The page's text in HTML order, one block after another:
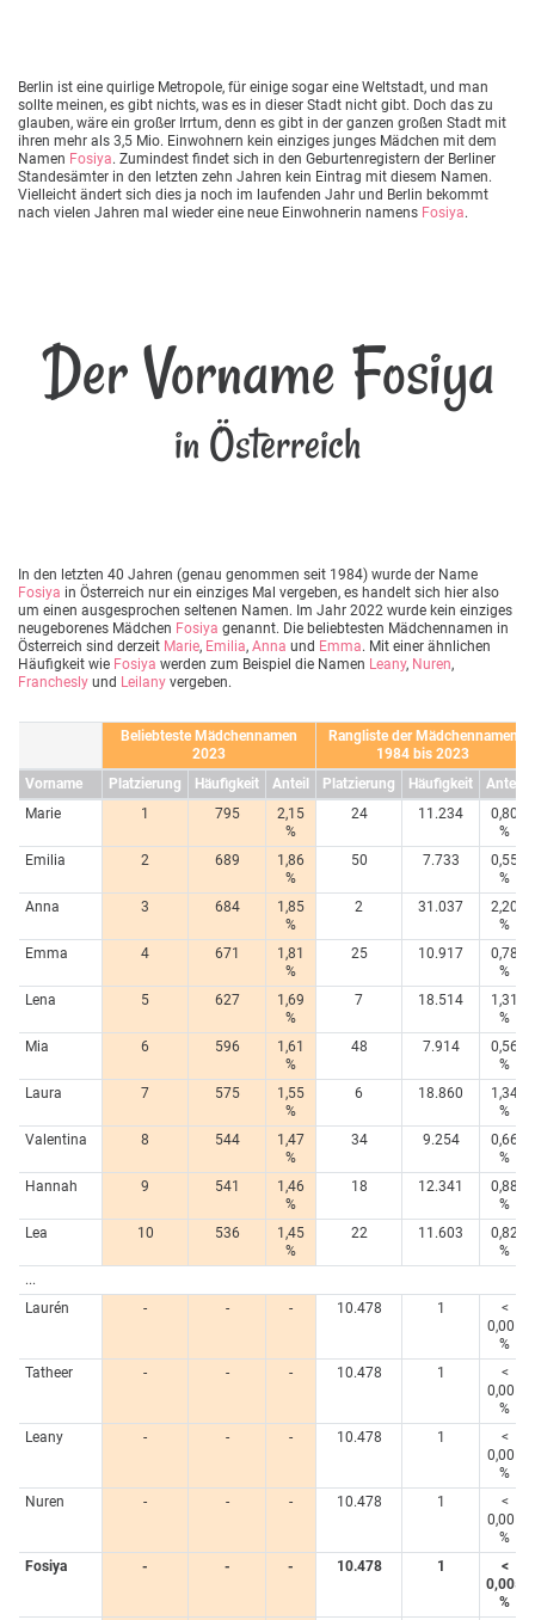
Berlin ist eine quirlige Metropole, für einige sogar eine Weltstadt, und man
sollte meinen, es gibt nichts, was es in dieser Stadt nicht gibt. Doch das zu
glauben, wäre ein großer Irrtum, denn es gibt in der ganzen großen Stadt mit
ihren mehr als 3,5 Mio. Einwohnern kein einziges junges Mädchen mit dem
Namen Fosiya. Zumindest findet sich in den Geburtenregistern der Berliner
Standesämter in den letzten zehn Jahren kein Eintrag mit diesem Namen.
Vielleicht ändert sich dies ja noch im laufenden Jahr und Berlin bekommt
nach vielen Jahren mal wieder eine neue Einwohnerin namens Fosiya.
Der Vorname Fosiya
in Österreich
In den letzten 40 Jahren (genau genommen seit 1984) wurde der Name
Fosiya in Österreich nur ein einziges Mal vergeben, es handelt sich hier also
um einen ausgesprochen seltenen Namen. Im Jahr 2022 wurde kein einziges
neugeborenes Mädchen Fosiya genannt. Die beliebtesten Mädchennamen in
Österreich sind derzeit Marie, Emilia, Anna und Emma. Mit einer ähnlichen
Häufigkeit wie Fosiya werden zum Beispiel die Namen Leany, Nuren,
Franchesly und Leilany vergeben.
Beliebteste Mädchennamen
2023
Rangliste der Mädchennamen
1984 bis 2023
Vorname
Platzierung Häufigkeit Anteil Platzierung Häufigkeit
Anteil
Marie
1 795
2,15
%
24 11.234
0,80
%
Emilia
2 689
1,86
%
50 7.733
0,55
%
Anna
3 684
1,85
%
2 31.037
2,20
%
Emma
4 671
1,81
%
25 10.917
0,78
%
Lena
5 627
1,69
%
7 18.514
1,31
%
Mia
6 596
1,61
%
48 7.914
0,56
%
Laura
7 575
1,55
%
6 18.860
1,34
%
Valentina
8 544
1,47
%
34 9.254
0,66
%
Hannah
9 541
1,46
%
18 12.341
0,88
%
Lea
10 536
1,45
%
22 11.603
0,82
%
...
Laurén
- - - 10.478 1
<
0,005
%
Tatheer
- - - 10.478 1
<
0,005
%
Leany
- - - 10.478 1
<
0,005
%
Nuren
- - - 10.478 1
<
0,005
%
Fosiya
- - - 10.478 1
<
0,005
%